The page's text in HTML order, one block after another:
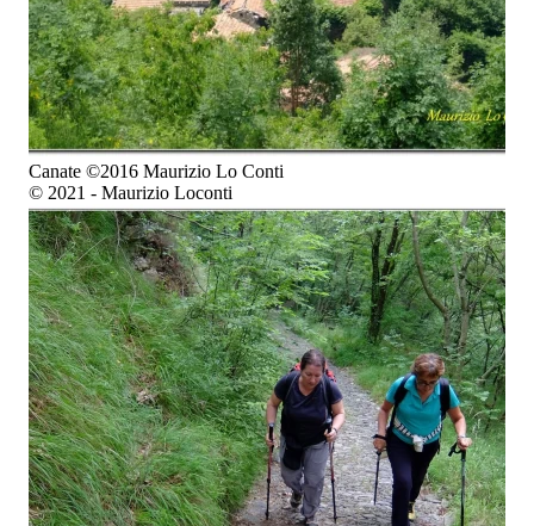
Canate ©2016 Maurizio Lo Conti
© 2021 - Maurizio Loconti